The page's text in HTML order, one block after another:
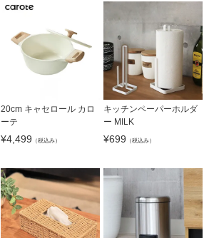
20cm キャセロール カロ
ーテ
¥4,499 （税込み）
キッチンペーパーホルダ
ー MILK
¥699 （税込み）